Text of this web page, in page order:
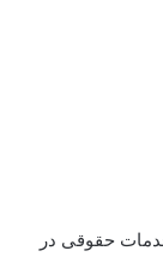
حقوقی در